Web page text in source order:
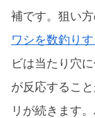
補です。狙い
ワシを数釣り
ビは当たり穴
が反応するこ
リが続きます